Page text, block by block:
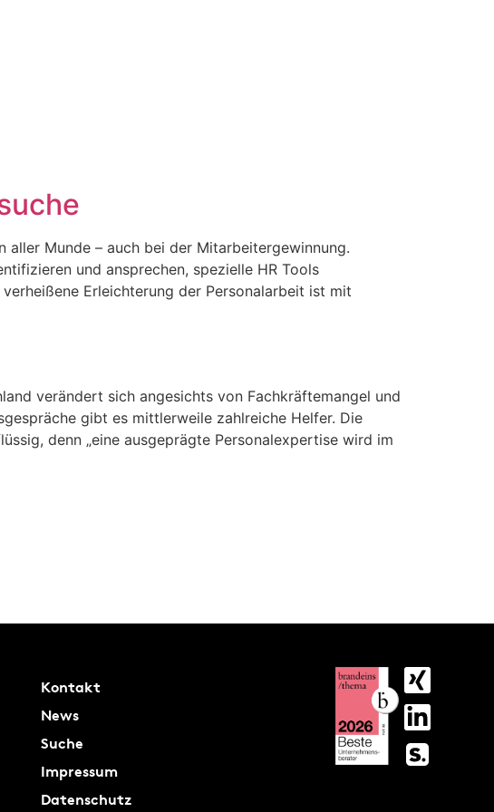
aller Munde – auch bei der Mitarbeitergewinnung.
und ansprechen, spezielle HR Tools
Erleichterung der Personalarbeit ist mit
verändert sich angesichts von Fachkräftemangel und
gibt es mittlerweile zahlreiche Helfer. Die
denn „eine ausgeprägte Personalexpertise wird im
Kontakt
News
Suche
Impressum
Datenschutz